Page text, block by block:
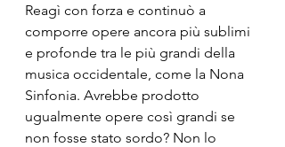
Reagì con forza e continuò a
comporre opere ancora più sublimi
e profonde tra le più grandi della
musica occidentale, come la Nona
Sinfonia. Avrebbe prodotto
ugualmente opere così grandi se
non fosse stato sordo? Non lo